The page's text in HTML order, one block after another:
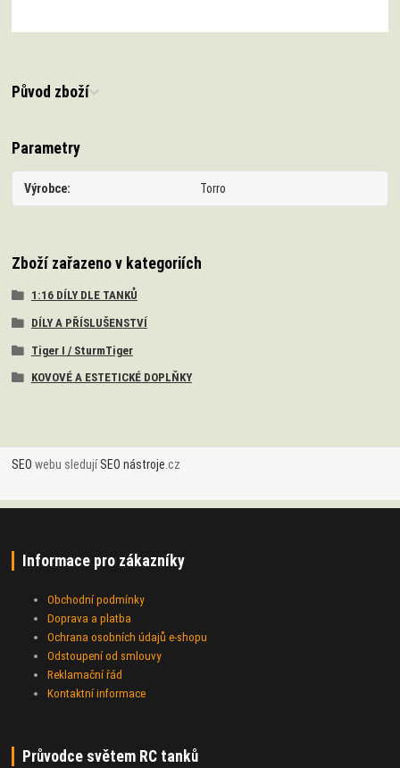
Původ zboží
Parametry
Výrobce Torro
Zboží zařazeno v kategoriích
1:16 DÍLY DLE TANKŮ
DÍLY A PŘÍSLUŠENSTVÍ
Tiger I / SturmTiger
KOVOVÉ A ESTETICKÉ DOPLŇKY
SEO webu sledujíSEO nástroje .cz
Informace pro zákazníky
Obchodní podmínky
Doprava a platba
Ochrana osobních údajů e-shopu
Odstoupení od smlouvy
Reklamační řád
Kontaktní informace
Průvodce světem RC tanků